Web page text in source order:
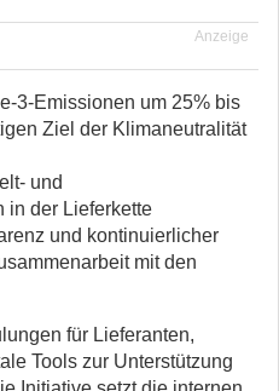
Anzeige
3-Emissionen um 25% bis
Ziel der Klimaneutralität
und
in der Lieferkette
und kontinuierlicher
mit den
für Lieferanten,
Tools zur Unterstützung